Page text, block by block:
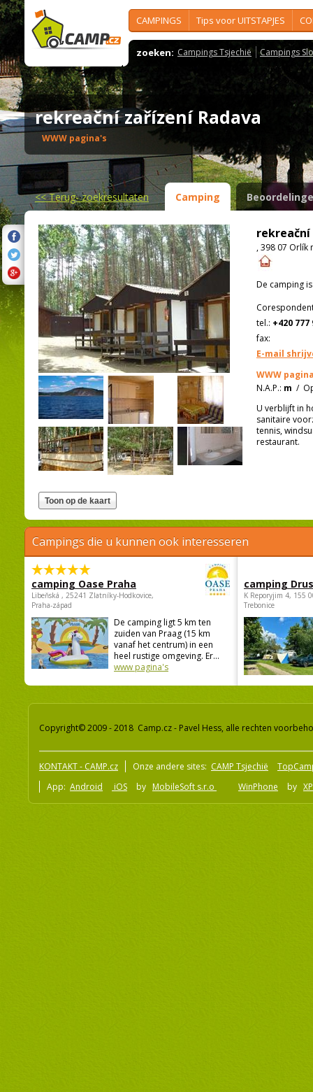
CAMPINGS Tips voor UITSTAPJES
zoeken: Campings Tsjechië Campings
rekreační zařízení Radava
WWW pagina's
<<Terug- zoekresultaten Camping
rekreační
, 398 07 Orlík
De camping
tel.: +420 777
fax:
E-mail
WWW
N.A.P.: m /
U verblijft in
sanitaire
tennis,
restaurant.
Campings die u kunnen ook interesseren
camping Oase Praha
Libeňská , 25241 Zlatníky-Hodkovice,
Praha-západ
De camping ligt 5 km ten
zuiden van Praag (15 km
vanaf het centrum) in een
heel rustige omgeving. Er...
www pagina's
camping
K Reporyjim 4, 155
Trebonice
Copyright© 2009 - 2018 Camp.cz - Pavel Hess, alle rechten
KONTAKT - CAMP.cz Onze andere sites: CAMP Tsjechië
App: Android iOS by MobileSoft s.r.o WinPhone by